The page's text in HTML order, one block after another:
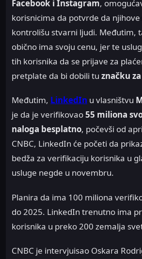
Facebook i Instagram,
korisnicima da potvrde da njihove
kontrolišu stvarni ljudi. Međutim,
obično ima svoju cenu, jer te
tih korisnika da se prijave za
pretplate da bi dobili tu značku
Međutim, LinkedIn u vlasništvu
je da je verifikovao55 miliona
naloga besplatno, počevši od
CNBC, LinkedIn će početi da
bedža za verifikaciju korisnika u
usluge negde u novembru.
Planira da ima 100 miliona
do 2025. LinkedIn trenutno ima
korisnika u preko 200 zemalja
CNBC je intervjuisao Oskara